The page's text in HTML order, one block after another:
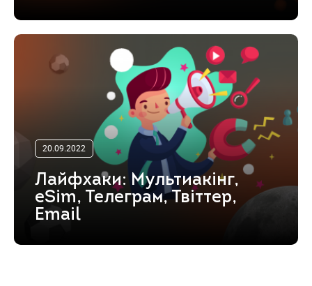
20.09.2022
Лайфхаки: Мультиакінг,
eSim, Телеграм, Твіттер,
Email